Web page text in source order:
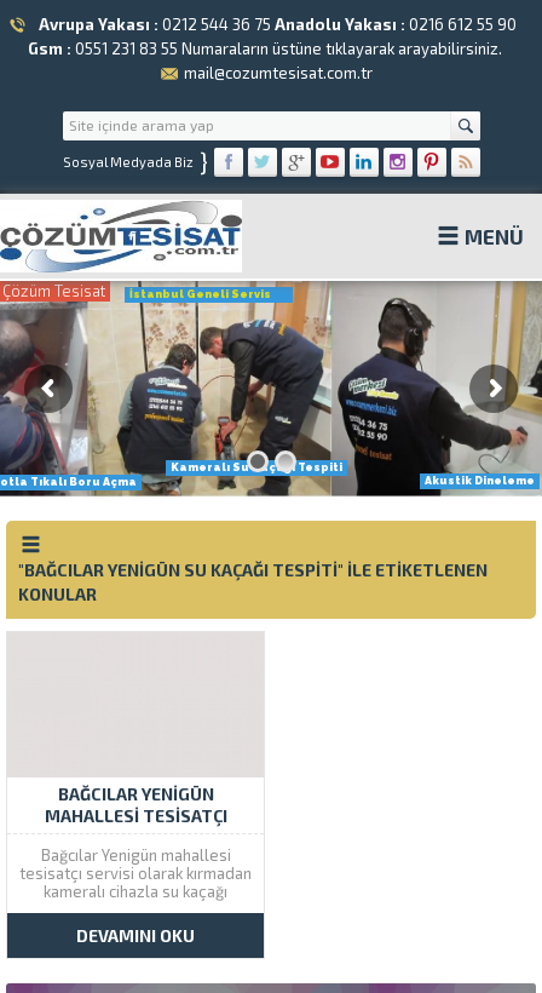
Avrupa Yakası : 0212 544 36 75 Anadolu Yakası : 0216 612 55 90
Gsm : 0551 231 83 55 Numaraların üstüne tıklayarak arayabilirsiniz.
mail@cozumtesisat.com.tr
Sosyal Medyada Biz }
MENÜ
Çözüm Tesisat
Kameralı Su Kaçağı Tespiti
Tıkalı Boru Açma
Akustik Dineleme
İstanbul Geneli Servis
"BAĞCILAR YENIGÜN SU KAÇAĞI TESPITI" ILE ETIKETLENEN
KONULAR
BAĞCILAR YENIGÜN
MAHALLESI TESISATÇI
Bağcılar Yenigün mahallesi
tesisatçı servisi olarak kırmadan
kameralı cihazla su kaçağı
tespiti , robotla tıkanık tuvalet
açma ve lavabo açma hizmeti
veriyoruz. Çözüm Tesisat
Bağcılar şubesini arayarak aynı
gün içinde servis hizmeti
DEVAMINI OKU